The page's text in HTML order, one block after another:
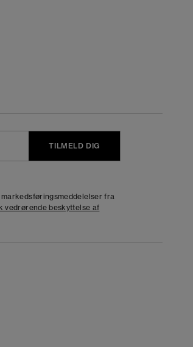
TILMELD DIG
fra
vedrørende beskyttelse af